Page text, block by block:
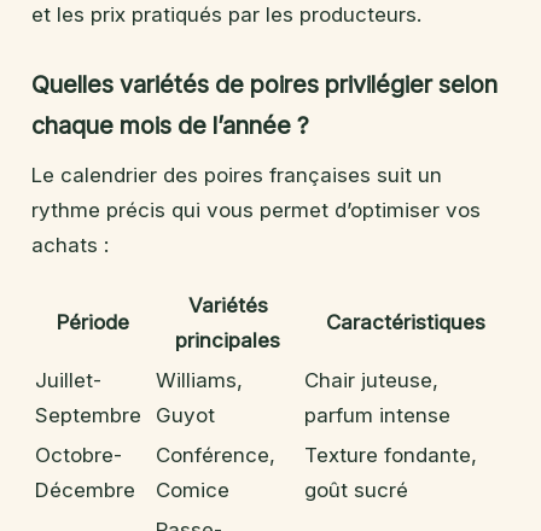
et les prix pratiqués par les producteurs.
Quelles variétés de poires privilégier selon
chaque mois de l’année ?
Le calendrier des poires françaises suit un
rythme précis qui vous permet d’optimiser vos
achats :
Période
Variétés
principales
Caractéristiques
Juillet-
Septembre
Williams,
Guyot
Chair juteuse,
parfum intense
Octobre-
Décembre
Conférence,
Comice
Texture fondante,
goût sucré